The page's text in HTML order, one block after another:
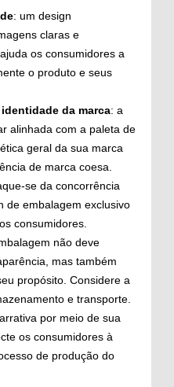
: um design
claras e
os consumidores a
o produto e seus
da marca: a
alinhada com a paleta de
geral da sua marca
de marca coesa.
se da concorrência
de embalagem exclusivo
consumidores.
não deve
mas também
propósito. Considere a
e transporte.
por meio de sua
os consumidores à
de produção do